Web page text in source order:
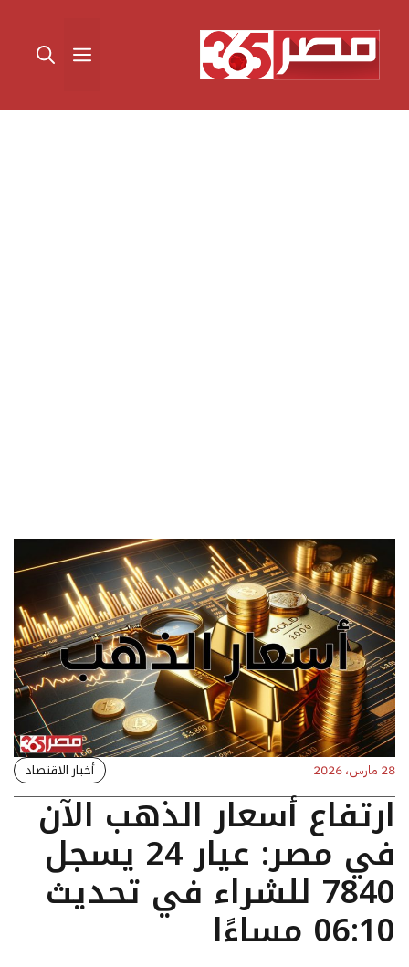
المحتوى القائمة
28 مارس، 2026 أخبار الاقتصاد
ارتفاع أسعار الذهب الآن
في مصر: عيار 24 يسجل
7840 للشراء في تحديث
06:10 مساءًا